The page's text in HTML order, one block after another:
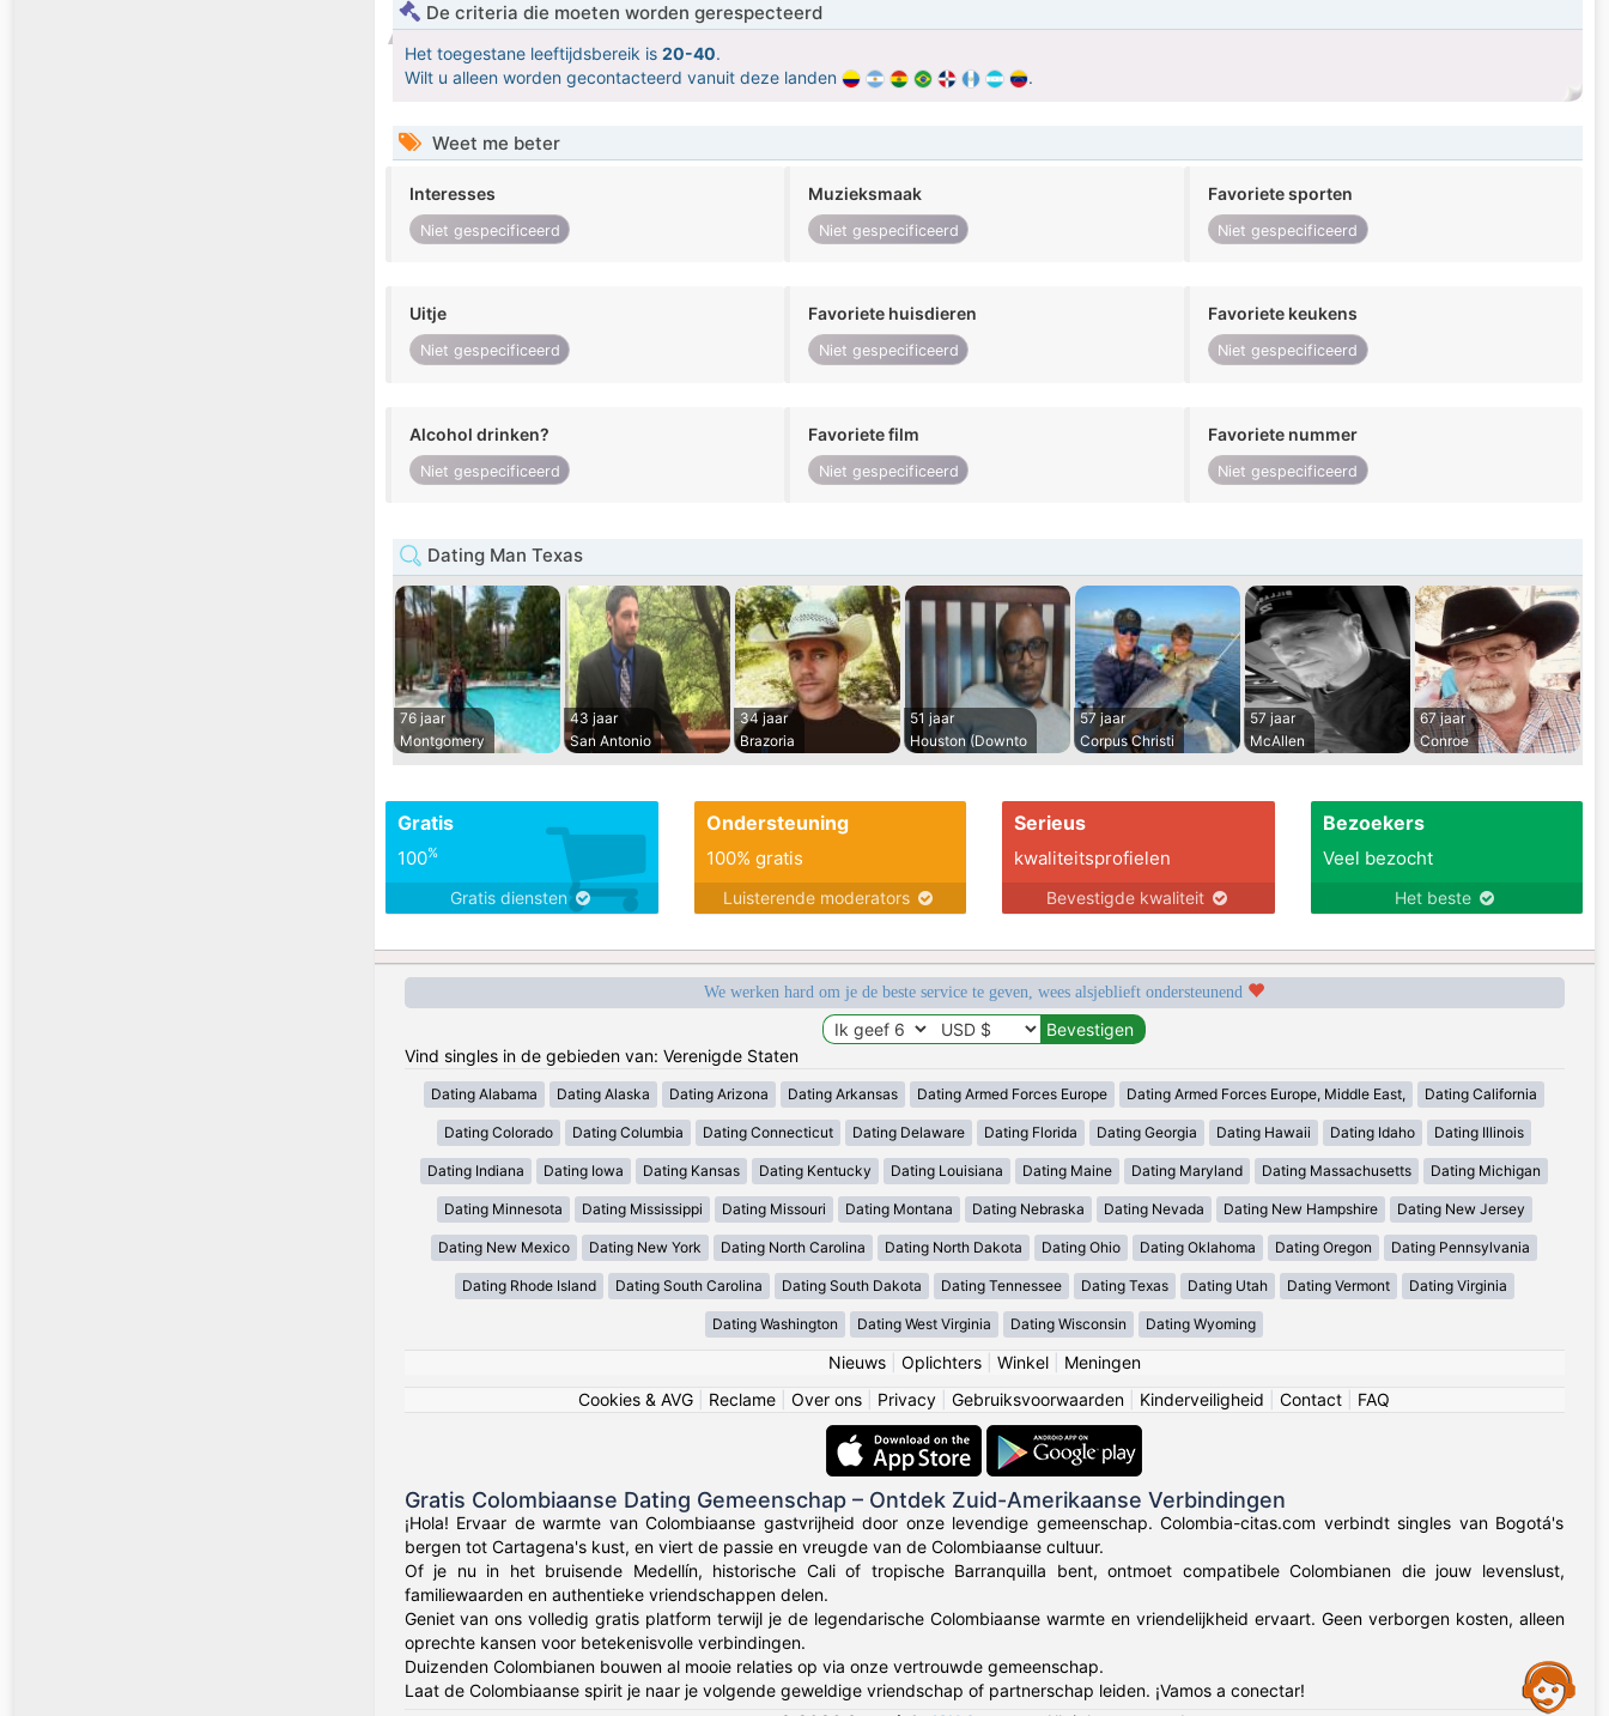
De criteria die moeten worden gerespecteerd
Het toegestane leeftijdsbereik is 20-40.
Wilt u alleen worden gecontacteerd vanuit deze landen
.
Weet me beter
Interesses
Niet gespecificeerd
Muzieksmaak
Niet gespecificeerd
Favoriete sporten
Niet gespecificeerd
Uitje
Niet gespecificeerd
Favoriete huisdieren
Niet gespecificeerd
Favoriete keukens
Niet gespecificeerd
Alcohol drinken?
Niet gespecificeerd
Favoriete film
Niet gespecificeerd
Favoriete nummer
Niet gespecificeerd
Dating Man Texas
76 jaar
Montgomery
43 jaar
San Antonio
34 jaar
Brazoria
51 jaar
Houston (Downto
57 jaar
Corpus Christi
57 jaar
McAllen
67 jaar
Conroe
Gratis
100%
Gratis diensten
Ondersteuning
100% gratis
Luisterende moderators
Serieus
kwaliteitsprofielen
Bevestigde kwaliteit
Bezoekers
Veel bezocht
Het beste
We werken hard om je de beste service te geven, wees alsjeblieft ondersteunend
Vind singles in de gebieden van: Verenigde Staten
Dating Alabama Dating Alaska Dating Arizona Dating Arkansas Dating Armed Forces Europe Dating Armed Forces Europe, Middle East, Dating California
Dating Colorado Dating Columbia Dating Connecticut Dating Delaware Dating Florida Dating Georgia Dating Hawaii Dating Idaho Dating Illinois
Dating Indiana Dating Iowa Dating Kansas Dating Kentucky Dating Louisiana Dating Maine Dating Maryland Dating Massachusetts Dating Michigan
Dating Minnesota Dating Mississippi Dating Missouri Dating Montana Dating Nebraska Dating Nevada Dating New Hampshire Dating New Jersey
Dating New Mexico Dating New York Dating North Carolina Dating North Dakota Dating Ohio Dating Oklahoma Dating Oregon Dating Pennsylvania
Dating Rhode Island Dating South Carolina Dating South Dakota Dating Tennessee Dating Texas Dating Utah Dating Vermont Dating Virginia
Dating Washington Dating West Virginia Dating Wisconsin Dating Wyoming
Nieuws| Oplichters| Winkel| Meningen
Cookies & AVG
Reclame Over ons Privacy Gebruiksvoorwaarden Kinderveiligheid Contact FAQ
Gratis Colombiaanse Dating Gemeenschap – Ontdek Zuid-Amerikaanse Verbindingen
¡Hola! Ervaar de warmte van Colombiaanse gastvrijheid door onze levendige gemeenschap. Colombia-citas.com verbindt singles van Bogotá's
bergen tot Cartagena's kust, en viert de passie en vreugde van de Colombiaanse cultuur.
Of je nu in het bruisende Medellín, historische Cali of tropische Barranquilla bent, ontmoet compatibele Colombianen die jouw levenslust,
familiewaarden en authentieke vriendschappen delen.
Geniet van ons volledig gratis platform terwijl je de legendarische Colombiaanse warmte en vriendelijkheid ervaart. Geen verborgen kosten, alleen
oprechte kansen voor betekenisvolle verbindingen.
Duizenden Colombianen bouwen al mooie relaties op via onze vertrouwde gemeenschap.
Laat de Colombiaanse spirit je naar je volgende geweldige vriendschap of partnerschap leiden. ¡Vamos a conectar!